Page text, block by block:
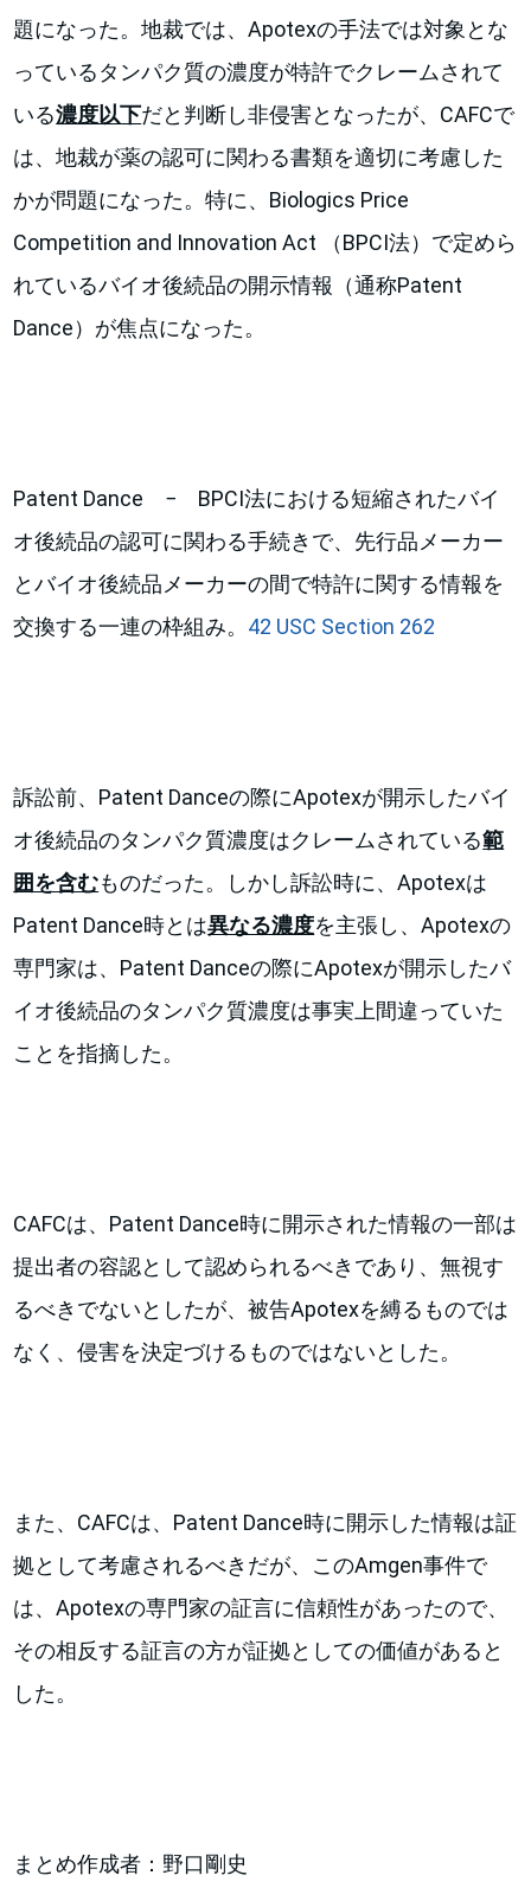
題になった。地裁では、Apotexの手法では対象とな
っているタンパク質の濃度が特許でクレームされて
いる濃度以下だと判断し非侵害となったが、CAFCで
は、地裁が薬の認可に関わる書類を適切に考慮した
かが問題になった。特に、Biologics Price
Competition and Innovation Act （BPCI法）で定めら
れているバイオ後続品の開示情報（通称Patent
Dance）が焦点になった。
Patent Dance − BPCI法における短縮されたバイ
オ後続品の認可に関わる手続きで、先行品メーカー
とバイオ後続品メーカーの間で特許に関する情報を
交換する一連の枠組み。 42 USC Section 262
訴訟前、Patent Danceの際にApotexが開示したバイ
オ後続品のタンパク質濃度はクレームされている範
囲を含むものだった。しかし訴訟時に、Apotexは
Patent Dance時とは異なる濃度を主張し、Apotexの
専門家は、Patent Danceの際にApotexが開示したバ
イオ後続品のタンパク質濃度は事実上間違っていた
ことを指摘した。
CAFCは、Patent Dance時に開示された情報の一部は
提出者の容認として認められるべきであり、無視す
るべきでないとしたが、被告Apotexを縛るものでは
なく、侵害を決定づけるものではないとした。
また、CAFCは、Patent Dance時に開示した情報は証
拠として考慮されるべきだが、このAmgen事件で
は、Apotexの専門家の証言に信頼性があったので、
その相反する証言の方が証拠としての価値があると
した。
まとめ作成者：野口剛史